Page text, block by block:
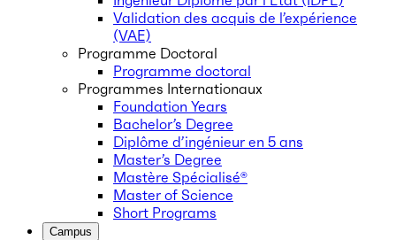
Validation des acquis de l’expérience
(VAE)
Programme Doctoral
Programme doctoral
Programmes Internationaux
Foundation Years
Bachelor’s Degree
Diplôme d’ingénieur en 5 ans
Master’s Degree
Mastère Spécialisé®
Master of Science
Short Programs
Campus